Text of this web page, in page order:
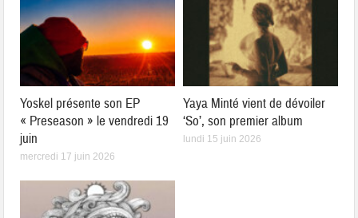
Yoskel présente son EP
« Preseason » le vendredi 19
juin
mercredi 17 juin 2026
Yaya Minté vient de dévoiler
‘So’, son premier album
lundi 15 juin 2026